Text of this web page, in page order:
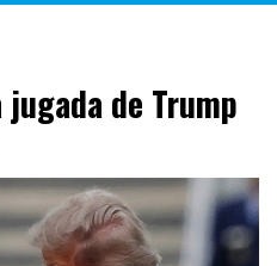
de Trump